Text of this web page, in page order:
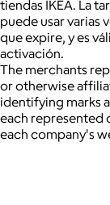
tiendas IKEA. La
puede usar varias
que expire, y es
activación.
The merchants
or otherwise
identifying marks
each represented
each company's